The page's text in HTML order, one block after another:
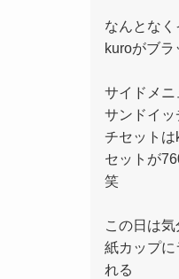
なんとな
kuroがブ
サイドメニ
サンドイ
チセット
セットが
笑
この日は
紙カップに
れる